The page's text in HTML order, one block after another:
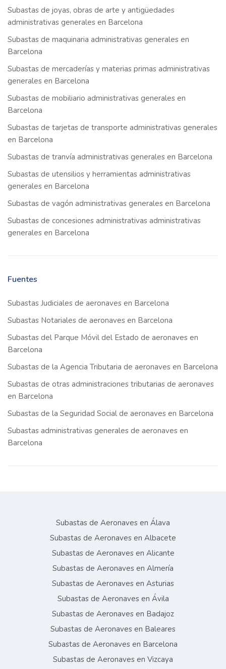
Subastas de joyas, obras de arte y antigüedades
administrativas generales en Barcelona
Subastas de maquinaria administrativas generales en
Barcelona
Subastas de mercaderías y materias primas administrativas
generales en Barcelona
Subastas de mobiliario administrativas generales en
Barcelona
Subastas de tarjetas de transporte administrativas generales
en Barcelona
Subastas de tranvía administrativas generales en Barcelona
Subastas de utensilios y herramientas administrativas
generales en Barcelona
Subastas de vagón administrativas generales en Barcelona
Subastas de concesiones administrativas administrativas
generales en Barcelona
Fuentes
Subastas Judiciales de aeronaves en Barcelona
Subastas Notariales de aeronaves en Barcelona
Subastas del Parque Móvil del Estado de aeronaves en
Barcelona
Subastas de la Agencia Tributaria de aeronaves en Barcelona
Subastas de otras administraciones tributarias de aeronaves
en Barcelona
Subastas de la Seguridad Social de aeronaves en Barcelona
Subastas administrativas generales de aeronaves en
Barcelona
Subastas de Aeronaves en Álava
Subastas de Aeronaves en Albacete
Subastas de Aeronaves en Alicante
Subastas de Aeronaves en Almería
Subastas de Aeronaves en Asturias
Subastas de Aeronaves en Ávila
Subastas de Aeronaves en Badajoz
Subastas de Aeronaves en Baleares
Subastas de Aeronaves en Barcelona
Subastas de Aeronaves en Vizcaya